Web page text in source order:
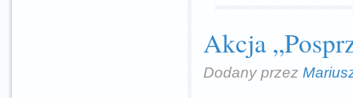
Akcja
Dodany przez